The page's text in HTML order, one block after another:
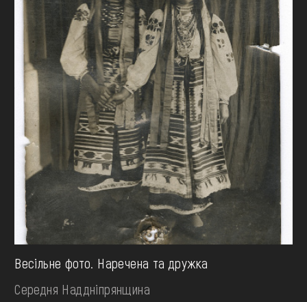
Весільне фото. Наречена та дружка
Середня Наддніпрянщина